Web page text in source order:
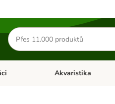
Hledat
produkty
menu: Malá zvířataOtevřít menu: Ptáci
Akvaristika